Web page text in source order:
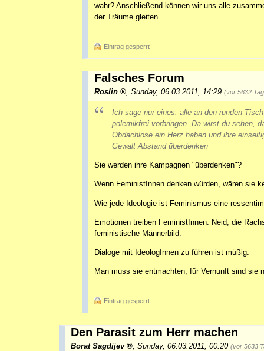
wahr? Anschließend können wir uns alle
der Träume gleiten.
Eintrag gesperrt
Falsches Forum
Roslin , Sunday, 06.03.2011, 14:29 (vor 5632
Ich sage nur eines: alle an den runden
polemikfrei vorbringen. Da wirst du sehen,
Obdachlose ein Herz haben und ihre
Gewalt Abstand überdenken
Sie werden ihre Kampagnen "überdenken"?
Wenn FeministInnen denken würden, wären sie
Wie jede Ideologie ist Feminismus eine
Emotionen treiben FeministInnen: Neid, die
feministische Männerbild.
Dialoge mit IdeologInnen zu führen ist müßig.
Man muss sie entmachten, für Vernunft sind sie
Eintrag gesperrt
Den Parasit zum Herr machen
Borat Sagdijev Sunday, 06.03.2011, 00:20 (vor 5633